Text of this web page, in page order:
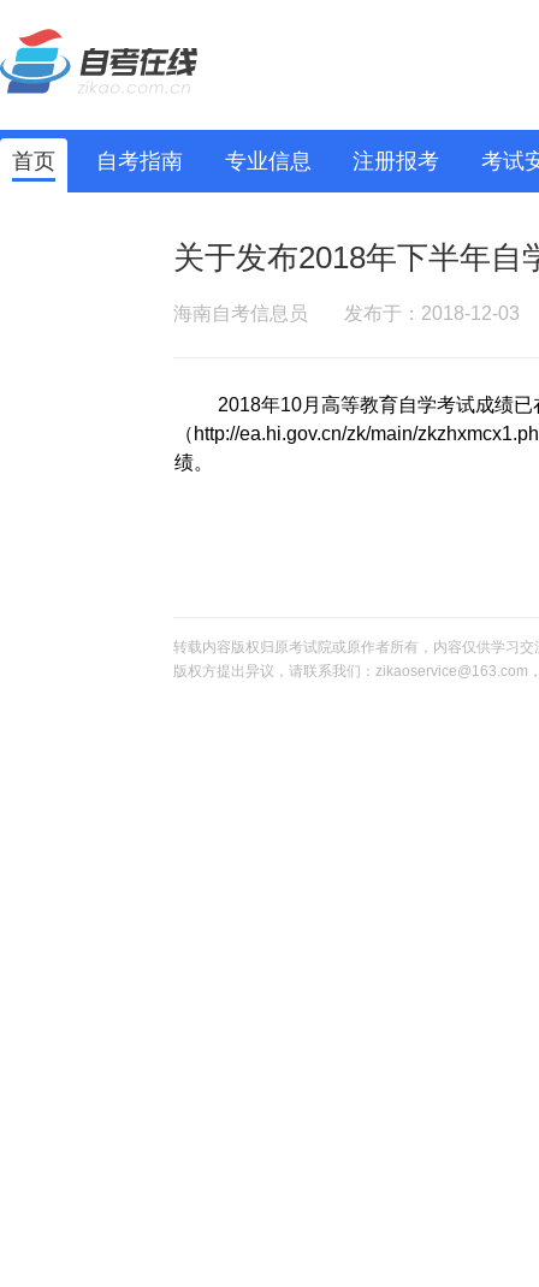
首页 自考指南 专业信息 注册报考 考试
关于发布2018年下半年自
海南自考信息员 发布于：2018-12-03
2018年10月高等教育自学考试成绩
（ http://ea.hi.gov.cn/zk/main/
绩。
转载内容版权归原考试院或原作者所有，内容仅供学习
版权方提出异议，请联系我们：zikaoservice@163.com